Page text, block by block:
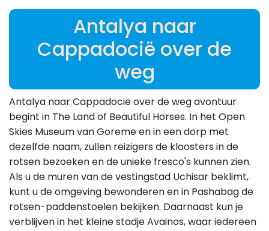
Antalya naar
Cappadocië over de
weg
Antalya naar Cappadocië over de weg avontuur
begint in The Land of Beautiful Horses. In het Open
Skies Museum van Goreme en in een dorp met
dezelfde naam, zullen reizigers de kloosters in de
rotsen bezoeken en de unieke fresco's kunnen zien.
Als u de muren van de vestingstad Uchisar beklimt,
kunt u de omgeving bewonderen en in Pashabag de
rotsen-paddenstoelen bekijken. Daarnaast kun je
verblijven in het kleine stadje Avainos, waar iedereen